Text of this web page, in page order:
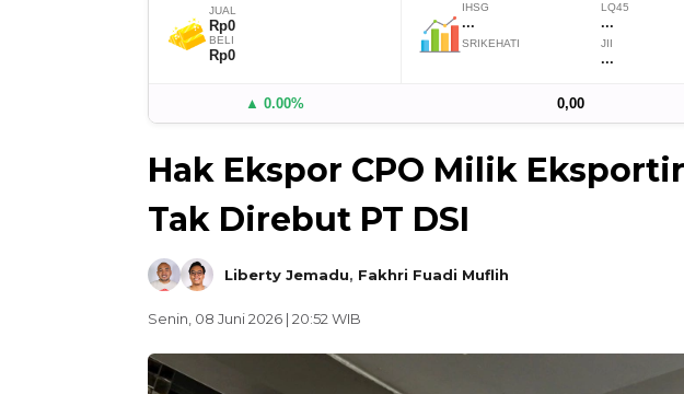
JUAL
Rp0
BELI
Rp0
IHSG
...
LQ45
...
SRIKEHATI JII
...
▲ 0.00% 0,00
Hak Ekspor CPO Milik
Tak Direbut PT DSI
Liberty Jemadu, Fakhri Fuadi Muflih
Senin, 08 Juni 2026 | 20:52 WIB